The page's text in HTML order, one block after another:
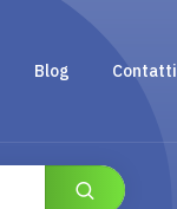
Blog Contatti